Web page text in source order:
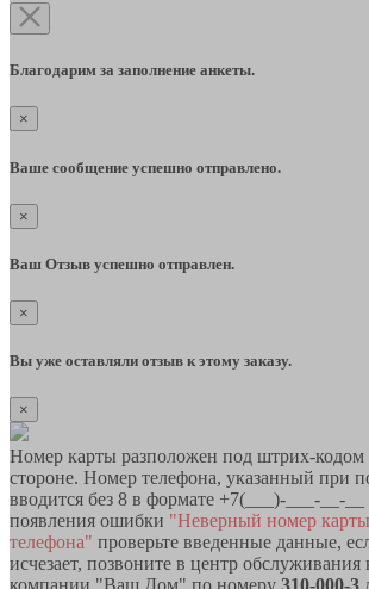
Благодарим за заполнение анкеты.
×
Ваше сообщение успешно отправлено.
×
Ваш Отзыв успешно отправлен.
×
Вы уже оставляли отзыв к этому заказу.
×
Номер карты разположен под штрих-кодом
стороне. Номер телефона, указанный при
вводится без 8 в формате +7(___)-___-__-
появления ошибки "Неверный номер
телефона" проверьте введенные данные,
исчезает, позвоните в центр обслуживания